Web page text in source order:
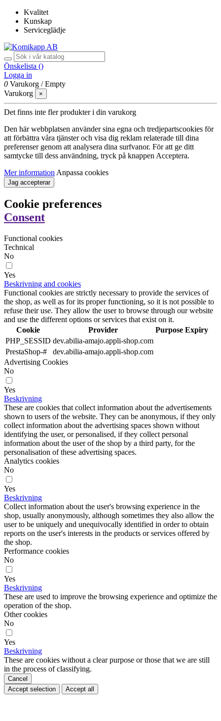
Kvalitet
Kunskap
Serviceglädje
Önskelista ()
Logga in
0 Varukorg /Empty
Varukorg
×
Det finns inte fler produkter i din varukorg
Den här webbplatsen använder sina egna och tredjepartscookies för
att förbättra våra tjänster och visa dig reklam relaterade till dina
preferenser genom att analysera dina surfvanor. För att ge ditt
samtycke till dess användning, tryck på knappen Acceptera.
Mer information Anpassa cookies
Jag accepterar
Cookie preferences
Consent
Functional cookies
Technical
No
Yes
Beskrivning and cookies
Functional cookies are strictly necessary to provide the services of
the shop, as well as for its proper functioning, so it is not possible to
refuse their use. They allow the user to browse through our website
and use the different options or services that exist on it.
Cookie
Provider Purpose Expiry
PHP_SESSID dev.abilia-amajo.appli-shop.com
PrestaShop-#
dev.abilia-amajo.appli-shop.com
Advertising Cookies
No
Yes
Beskrivning
These are cookies that collect information about the advertisements
shown to users of the website. They can be anonymous, if they only
collect information about the advertising spaces shown without
identifying the user, or personalised, if they collect personal
information about the user of the shop by a third party, for the
personalisation of these advertising spaces.
Analytics cookies
No
Yes
Beskrivning
Collect information about the user's browsing experience in the
shop, usually anonymously, although sometimes they also allow the
user to be uniquely and unequivocally identified in order to obtain
reports on the user's interests in the products or services offered by
the shop.
Performance cookies
No
Yes
Beskrivning
These are used to improve the browsing experience and optimize the
operation of the shop.
Other cookies
No
Yes
Beskrivning
These are cookies without a clear purpose or those that we are still
in the process of classifying.
Cancel
Accept selection
Accept all